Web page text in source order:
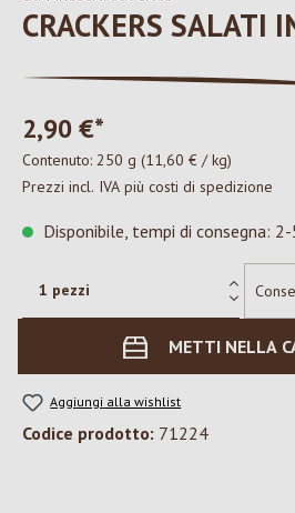
CRACKERS SALATI
2,90 €*
Contenuto: 250 g (11,60 € / kg)
Prezzi incl. IVA più costi di spedizione
Disponibile, tempi di consegna:
METTI NELLA
Aggiungi alla wishlist
Codice prodotto: 71224